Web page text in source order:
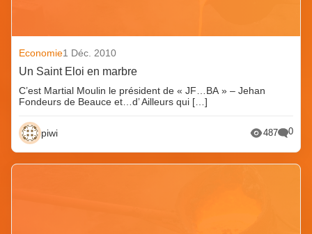
Economie1 Déc. 2010
Un Saint Eloi en marbre
C’est Martial Moulin le président de « JF…BA » – Jehan
Fondeurs de Beauce et…d’ Ailleurs qui […]
piwi 487 0